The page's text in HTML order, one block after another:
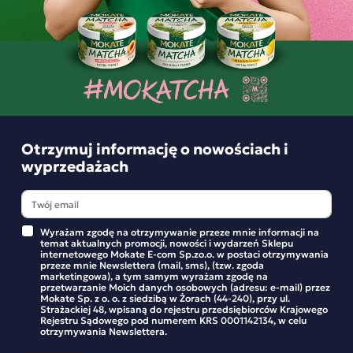
Herbata czarna Minutka o smaku cytryny 40
torebek
Składniki i wartości odżywcze
BĄDŹ PIERWSZYM KTÓRY NAPISZE RECENZJĘ
Podobne produkty
Otrzymuj informację o nowościach i
wyprzedażach
Wyrażam zgodę na otrzymywanie przeze mnie informacji na
temat aktualnych promocji, nowości i wydarzeń Sklepu
internetowego Mokate E-com Sp.zo.o. w postaci otrzymywania
przeze mnie Newslettera (mail, sms), (tzw. zgoda
marketingowa), a tym samym wyrażam zgodę na
przetwarzanie Moich danych osobowych (adresu: e-mail) przez
Mokate Sp. z o. o. z siedzibą w Żorach (44-240), przy ul.
Strażackiej 48, wpisaną do rejestru przedsiębiorców Krajowego
Rejestru Sądowego pod numerem KRS 0001142134, w celu
otrzymywania Newslettera.